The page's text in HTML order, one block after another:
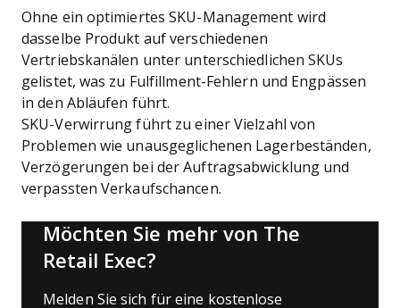
Ohne ein optimiertes SKU-Management wird
dasselbe Produkt auf verschiedenen
Vertriebskanälen unter unterschiedlichen SKUs
gelistet, was zu Fulfillment-Fehlern und Engpässen
in den Abläufen führt.
SKU-Verwirrung führt zu einer Vielzahl von
Problemen wie unausgeglichenen Lagerbeständen,
Verzögerungen bei der Auftragsabwicklung und
verpassten Verkaufschancen.
Möchten Sie mehr von The
Retail Exec?
Melden Sie sich für eine kostenlose